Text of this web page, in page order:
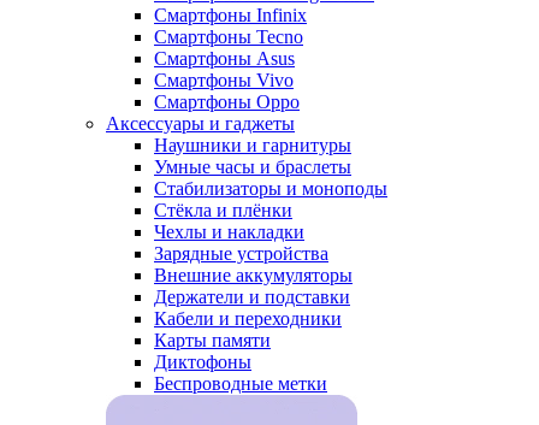
Смартфоны Infinix
Смартфоны Tecno
Смартфоны Asus
Смартфоны Vivo
Смартфоны Oppo
Аксессуары и гаджеты
Наушники и гарнитуры
Умные часы и браслеты
Стабилизаторы и моноподы
Стёкла и плёнки
Чехлы и накладки
Зарядные устройства
Внешние аккумуляторы
Держатели и подставки
Кабели и переходники
Карты памяти
Диктофоны
Беспроводные метки